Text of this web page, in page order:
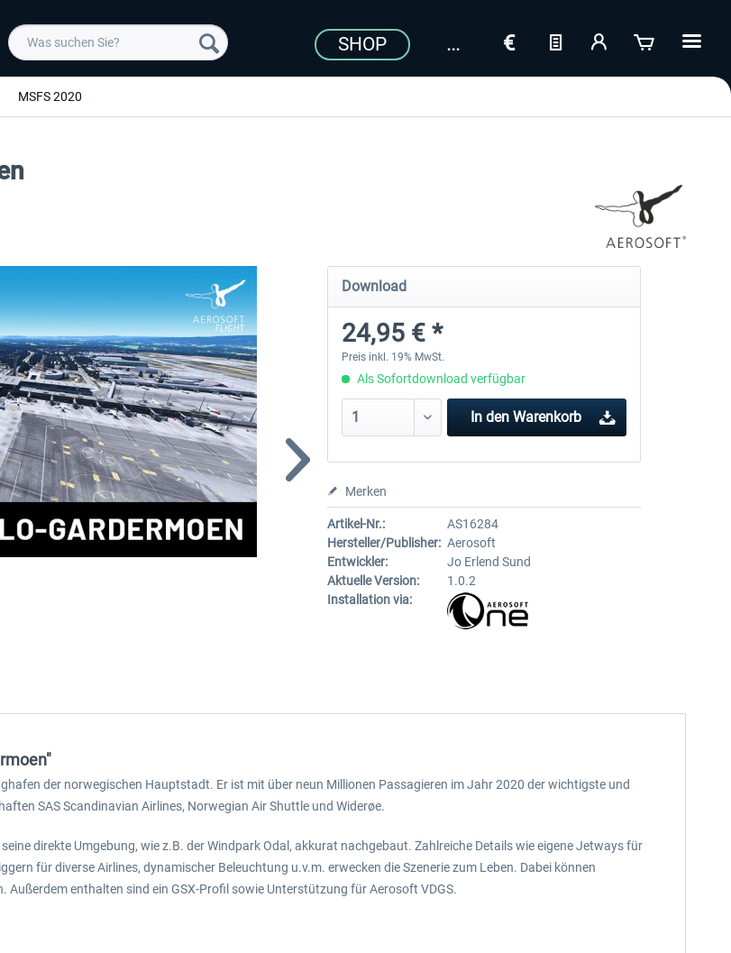
SHOP
MSFS 2020
Download
24,95 € *
Preis inkl. 19% MwSt.
Als Sofortdownload verfügbar
In den Warenkorb
Merken
Artikel-Nr.:
AS16284
Hersteller/Publisher: Aerosoft
Entwickler:
Jo Erlend Sund
Aktuelle Version:
1.0.2
Installation via:
der norwegischen Hauptstadt. Er ist mit über neun Millionen Passagieren im Jahr 2020 der wichtigste und
SAS Scandinavian Airlines, Norwegian Air Shuttle und Widerøe.
direkte Umgebung, wie z.B. der Windpark Odal, akkurat nachgebaut. Zahlreiche Details wie eigene Jetways für
für diverse Airlines, dynamischer Beleuchtung u.v.m. erwecken die Szenerie zum Leben. Dabei können
enthalten sind ein GSX-Profil sowie Unterstützung für Aerosoft VDGS.